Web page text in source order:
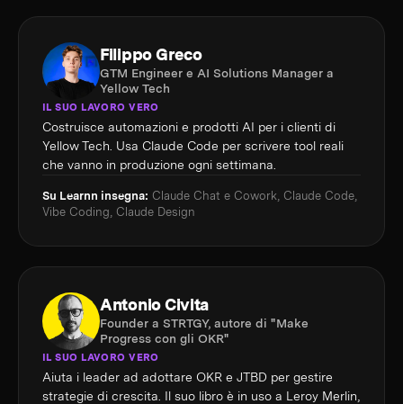
Filippo Greco
GTM Engineer e AI Solutions Manager a
Yellow Tech
IL SUO LAVORO VERO
Costruisce automazioni e prodotti AI per i clienti di
Yellow Tech. Usa Claude Code per scrivere tool reali
che vanno in produzione ogni settimana.
Su Learnn insegna: Claude Chat e Cowork, Claude Code,
Vibe Coding, Claude Design
Antonio Civita
Founder a STRTGY, autore di "Make
Progress con gli OKR"
IL SUO LAVORO VERO
Aiuta i leader ad adottare OKR e JTBD per gestire
strategie di crescita. Il suo libro è in uso a Leroy Merlin,